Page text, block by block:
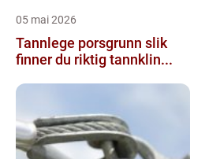
05 mai 2026
Tannlege porsgrunn slik
finner du riktig tannklin...